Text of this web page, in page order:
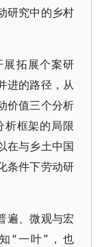
研究中的乡村
拓展个案研
进的路径，从
价值三个分析
析框架的局限
在与乡土中国
条件下劳动研
遍、微观与宏
“一叶”，也